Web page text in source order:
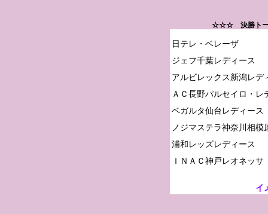
☆☆☆ 決勝トー
日テレ・ベレーザ
ジェフ千葉レディース
アルビレックス新潟レデ
ＡＣ長野パルセイロ・レ
ベガルタ仙台レディース
ノジマステラ神奈川相模
浦和レッズレディース
イ